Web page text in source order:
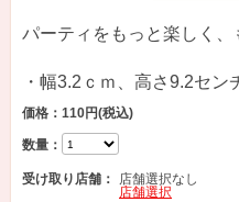
パーティをもっと楽しく、
・幅3.2ｃｍ、高さ9.2セン
価格：110円(税込)
数量：
受け取り店舗：
店舗選択なし
店舗選択